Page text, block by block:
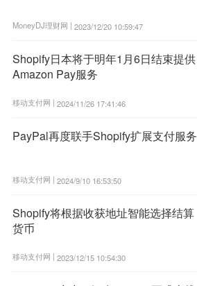
MoneyDJ理财网 | 2023/12/20 10:59:47
Shopify日本将于明年1月6日结束提供
Amazon Pay服务
移动支付网 | 2024/11/26 17:41:46
PayPal再度联手Shopify扩展支付服务
移动支付网 | 2024/9/10 16:53:50
Shopify将根据收获地址智能选择结算
货币
移动支付网 | 2023/12/15 10:54:30